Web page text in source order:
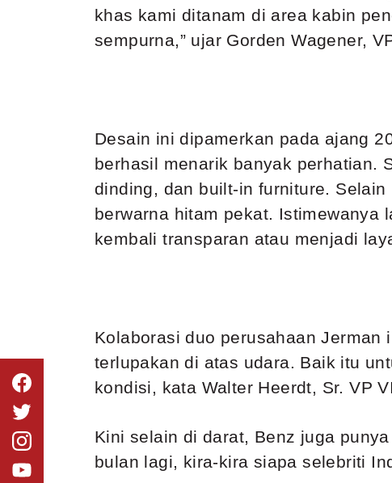
khas kami ditanam di area kabin
sempurna,” ujar Gorden Wagener,
Desain ini dipamerkan pada ajang
berhasil menarik banyak perhatian.
dinding, dan built-in furniture.
berwarna hitam pekat. Istimewanya
kembali transparan atau menjadi
Kolaborasi duo perusahaan Jerman
terlupakan di atas udara. Baik itu
kondisi, kata Walter Heerdt, Sr. VP
Kini selain di darat, Benz juga
bulan lagi, kira-kira siapa selebriti